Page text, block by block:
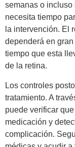
semanas o incluso
necesita tiempo
la intervención. El
dependerá en
tiempo que esta
de la retina.
Los controles
tratamiento. A
puede verificar
medicación y
complicación.